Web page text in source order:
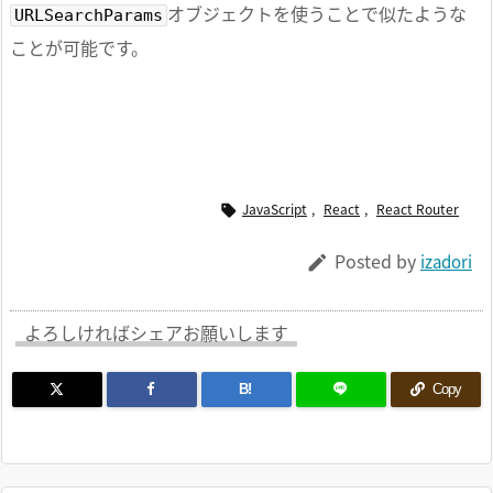
URLSearchParams オブジェクトを使うことで似たような
ことが可能です。
 JavaScript , React , React Router
 Posted by izadori
よろしければシェアお願いします
B! Copy